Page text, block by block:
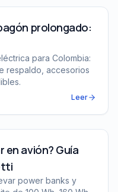
prolongado: qué tener
prolongado:
para Colombia:
respaldo, accesorios
Leer
Guía 2026
en avión? Guía
power banks y